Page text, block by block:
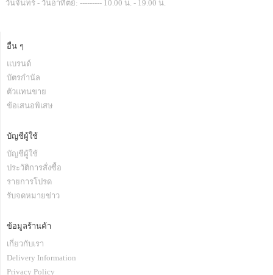
วันจันทร์ - วันอาทิตย์: --------- 10.00 น. - 19.00 น.
อื่น ๆ
แบรนด์
บัตรกำนัล
ตัวแทนขาย
ข้อเสนอพิเสษ
บัญชีผู้ใช้
บัญชีผู้ใช้
ประวัติการสั่งซื้อ
รายการโปรด
รับจดหมายข่าว
ข้อมูลร้านค้า
เกี่ยวกับเรา
Delivery Information
Privacy Policy